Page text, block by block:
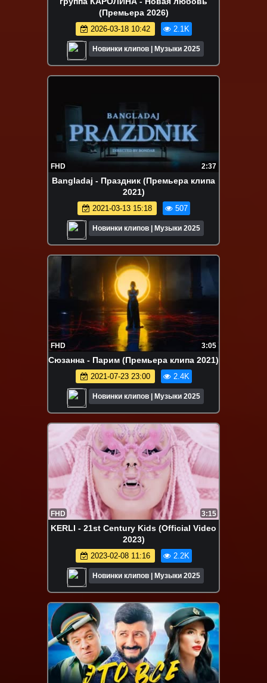
(Премьера 2026)
2026-03-18 10:42 2.1K
Новинки клипов | Музыки 2025
FHD 2:37
Bangladaj - Праздник (Премьера клипа
2021)
2021-03-13 15:18 507
Новинки клипов | Музыки 2025
FHD 3:05
Сюзанна - Парим (Премьера клипа 2021)
2021-07-23 23:00 2.4K
Новинки клипов | Музыки 2025
FHD 3:15
KERLI - 21st Century Kids (Official Video
2023)
2023-02-08 11:16 2.2K
Новинки клипов | Музыки 2025